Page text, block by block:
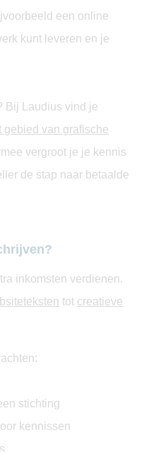
een online
kunt leveren en je
Bij Laudius vind je
van grafische
vergroot je je kennis
de stap naar betaalde
inkomsten verdienen.
tot creatieve
stichting
kennissen